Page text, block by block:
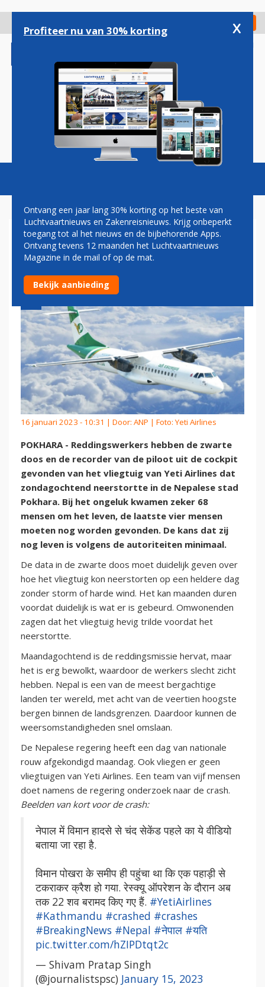
gaan
Check in
Magazine Podcasts Vacatures
ZWARTE DOOS NEERGESTORT
VLIEGTUIG NEPAL GEVONDEN
16 januari 2023 - 10:31 | Door: ANP | Foto: Yeti Airlines
POKHARA - Reddingswerkers hebben de zwarte
doos en de recorder van de piloot uit de cockpit
gevonden van het vliegtuig van Yeti Airlines dat
zondagochtend neerstortte in de Nepalese stad
Pokhara. Bij het ongeluk kwamen zeker 68
mensen om het leven, de laatste vier mensen
moeten nog worden gevonden. De kans dat zij
nog leven is volgens de autoriteiten minimaal.
De data in de zwarte doos moet duidelijk geven over
hoe het vliegtuig kon neerstorten op een heldere dag
zonder storm of harde wind. Het kan maanden duren
voordat duidelijk is wat er is gebeurd. Omwonenden
zagen dat het vliegtuig hevig trilde voordat het
neerstortte.
Maandagochtend is de reddingsmissie hervat, maar
het is erg bewolkt, waardoor de werkers slecht zicht
hebben. Nepal is een van de meest bergachtige
landen ter wereld, met acht van de veertien hoogste
bergen binnen de landsgrenzen. Daardoor kunnen de
weersomstandigheden snel omslaan.
De Nepalese regering heeft een dag van nationale
rouw afgekondigd maandag. Ook vliegen er geen
vliegtuigen van Yeti Airlines. Een team van vijf mensen
doet namens de regering onderzoek naar de crash.
Beelden van kort voor de crash:
नेपाल में विमान हादसे से चंद सेकेंड पहले का ये वीडियो
बताया जा रहा है.
विमान पोखरा के समीप ही पहुंचा था कि एक पहाड़ी से
टकराकर क्रैश हो गया. रेस्क्यू ऑपरेशन के दौरान अब
तक 22 शव बरामद किए गए हैं. #YetiAirlines
#Kathmandu #crashed #crashes
#BreakingNews #Nepal #नेपाल #यति
pic.twitter.com/hZIPDtqt2c
— Shivam Pratap Singh
(@journalistspsc) January 15, 2023
Profiteer nu van 30% korting x
Ontvang een jaar lang 30% korting op het beste van
Luchtvaartnieuws en Zakenreisnieuws. Krijg onbeperkt
toegang tot al het nieuws en de bijbehorende Apps.
Ontvang tevens 12 maanden het Luchtvaartnieuws
Magazine in de mail of op de mat.
Bekijk aanbieding